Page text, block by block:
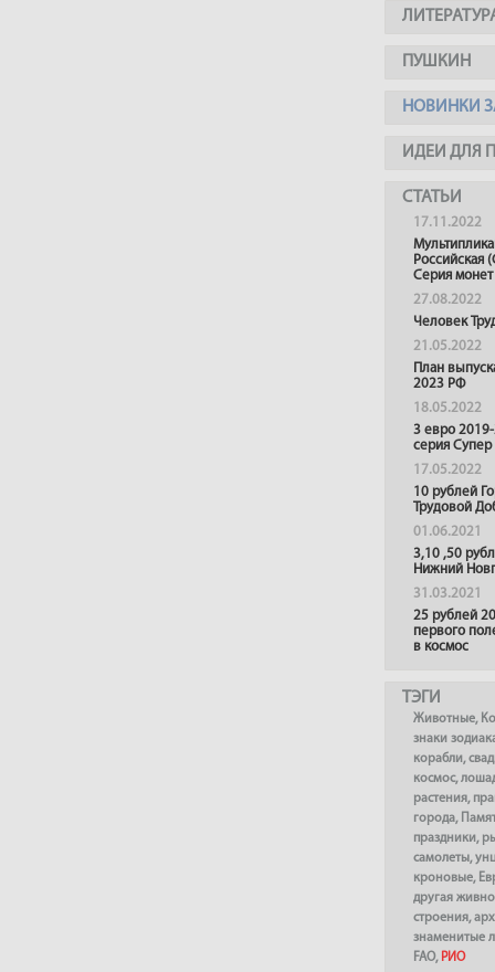
ПУШКИН
НОВИНКИ
ИДЕИ ДЛЯ
СТАТЬИ
17.11.2022
Российская
Серия монет
27.08.2022
Человек
21.05.2022
План
2023 РФ
18.05.2022
3 евро
серия
17.05.2022
10 рублей
Трудовой
01.06.2021
3,10 ,50
Нижний
31.03.2021
25 рублей
первого
в космос
ТЭГИ
Животные,
знаки
корабли,
космос,
растения,
города,
праздники,
самолеты,
кроновые,
другая
строения,
знаменитые
FAO, РИО